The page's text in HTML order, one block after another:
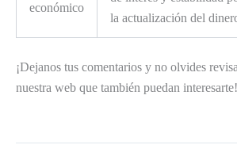
económico
la actualización del
¡Dejanos tus comentarios y no olvides
nuestra web que también puedan interesarte!